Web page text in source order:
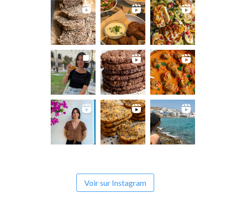
Voir sur Instagram